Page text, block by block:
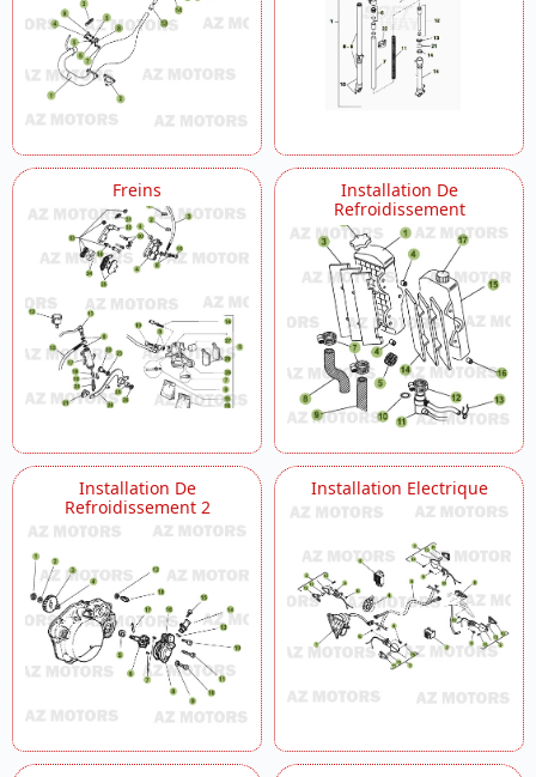
Freins
Installation De
Refroidissement
Installation De
Refroidissement 2
Installation Electrique